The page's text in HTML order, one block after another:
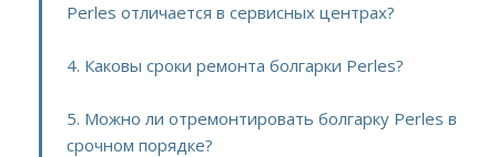
Perles отличается в сервисных центрах?
4. Каковы сроки ремонта болгарки Perles?
5. Можно ли отремонтировать болгарку Perles в
срочном порядке?